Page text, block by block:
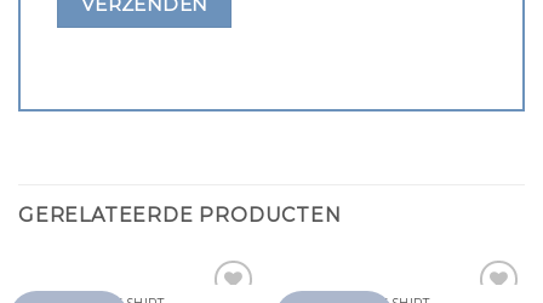
GERELATEERDE PRODUCTEN